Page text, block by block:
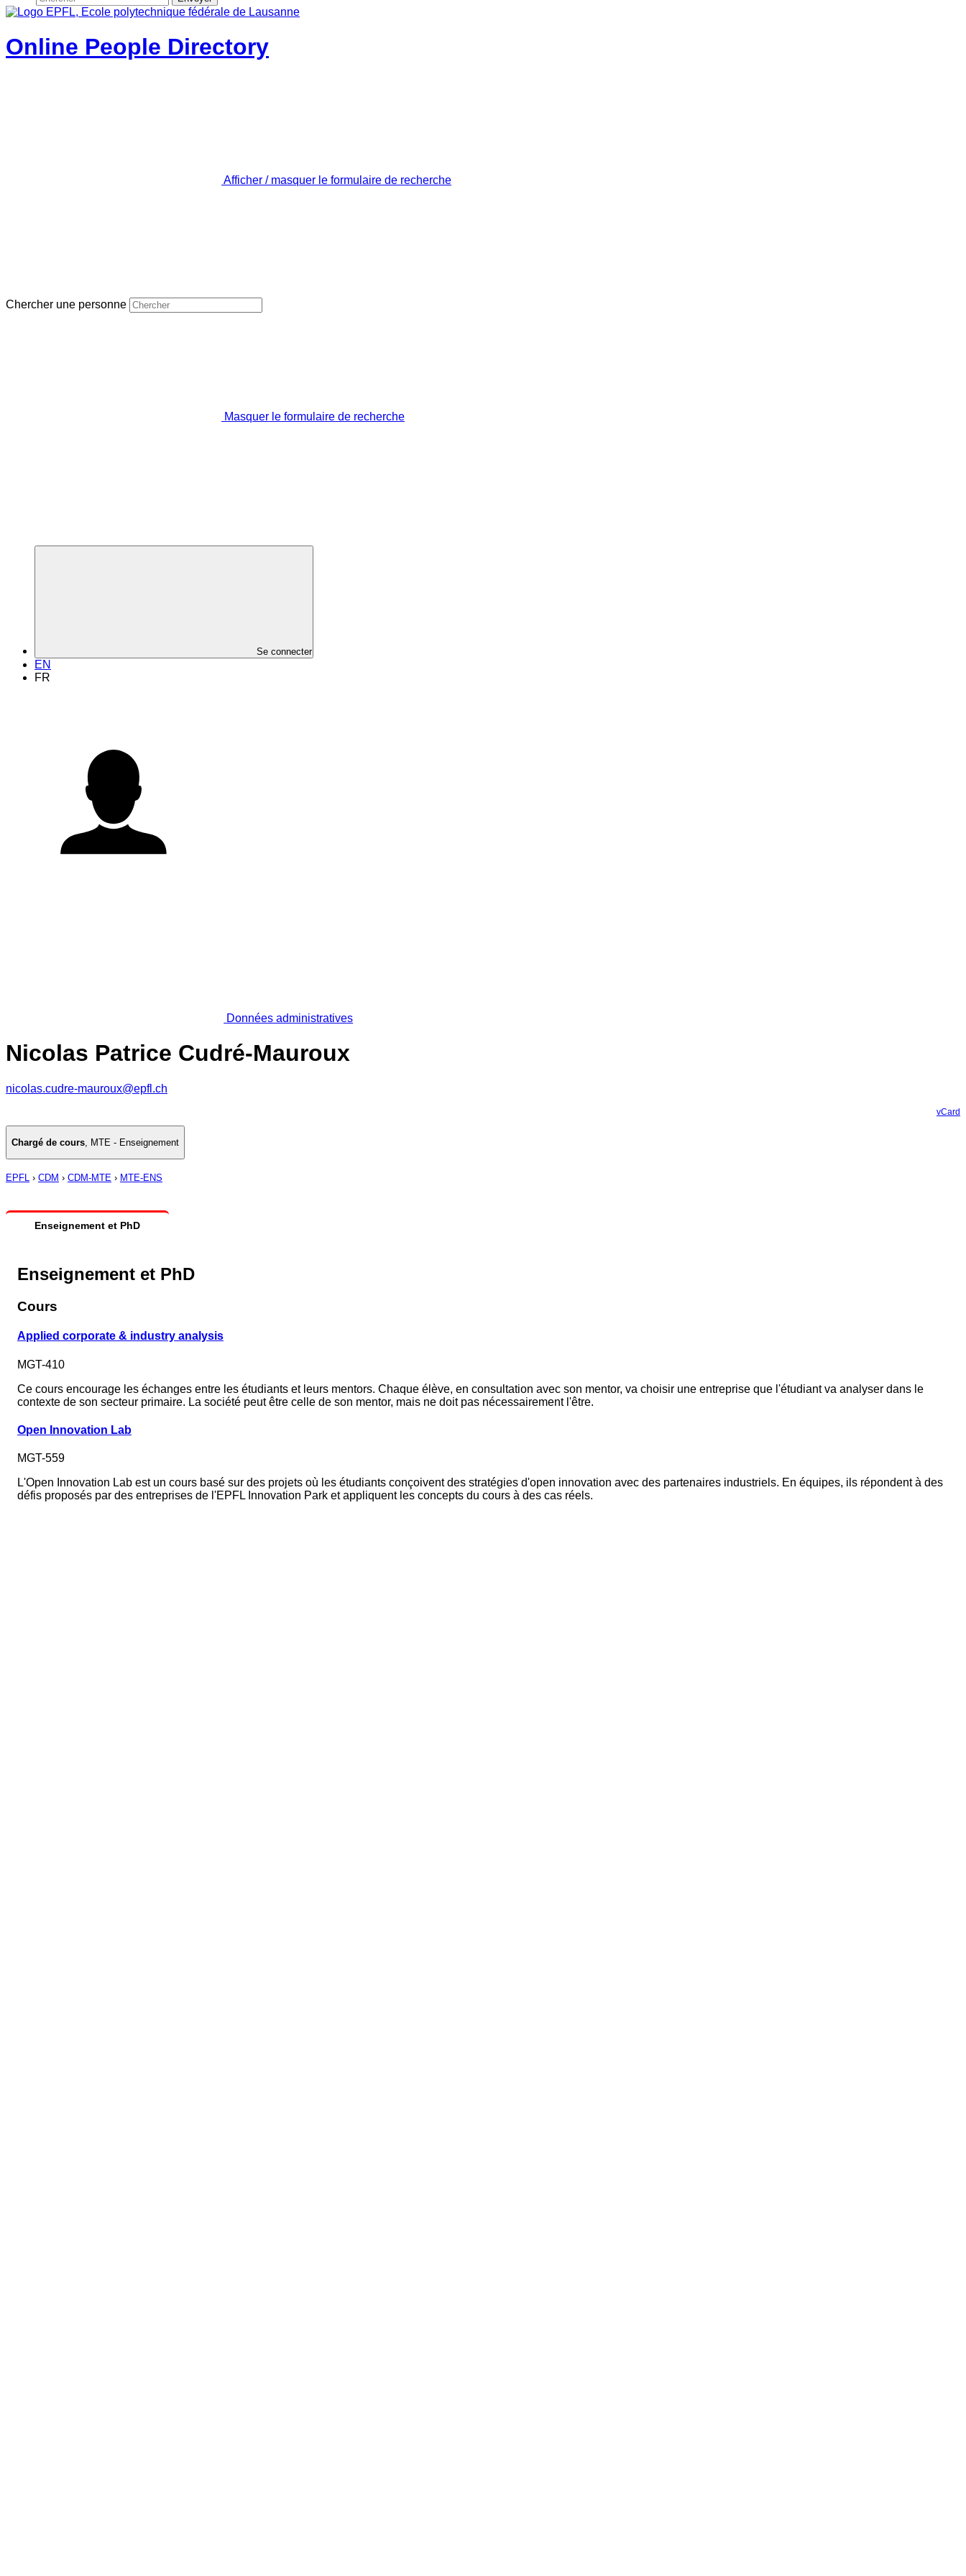
Online People Directory
Afficher / masquer le formulaire de recherche
Chercher une personne
Masquer le formulaire de recherche
Se connecter
EN
FR
Données administratives
Nicolas Patrice Cudré-Mauroux
nicolas.cudre-mauroux@epfl.ch
vCard
Chargé de cours, MTE - Enseignement
EPFL › CDM › CDM-MTE › MTE-ENS
Enseignement et PhD
Enseignement et PhD
Cours
Applied corporate & industry analysis
MGT-410
Ce cours encourage les échanges entre les étudiants et leurs mentors. Chaque élève, en consultation avec son mentor, va choisir une entreprise que l'étudiant va analyser dans le
contexte de son secteur primaire. La société peut être celle de son mentor, mais ne doit pas nécessairement l'être.
Open Innovation Lab
MGT-559
L'Open Innovation Lab est un cours basé sur des projets où les étudiants conçoivent des stratégies d'open innovation avec des partenaires industriels. En équipes, ils répondent à des
défis proposés par des entreprises de l'EPFL Innovation Park et appliquent les concepts du cours à des cas réels.